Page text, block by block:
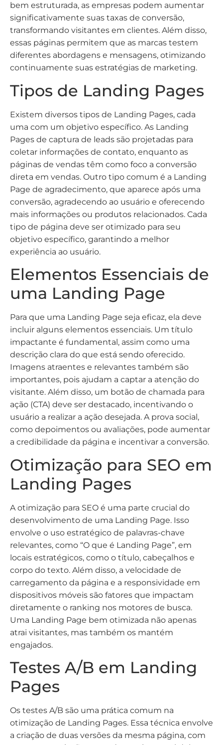
bem estruturada, as empresas podem aumentar
significativamente suas taxas de conversão,
transformando visitantes em clientes. Além disso,
essas páginas permitem que as marcas testem
diferentes abordagens e mensagens, otimizando
continuamente suas estratégias de marketing.
Tipos de Landing Pages
Existem diversos tipos de Landing Pages, cada
uma com um objetivo específico. As Landing
Pages de captura de leads são projetadas para
coletar informações de contato, enquanto as
páginas de vendas têm como foco a conversão
direta em vendas. Outro tipo comum é a Landing
Page de agradecimento, que aparece após uma
conversão, agradecendo ao usuário e oferecendo
mais informações ou produtos relacionados. Cada
tipo de página deve ser otimizado para seu
objetivo específico, garantindo a melhor
experiência ao usuário.
Elementos Essenciais de
uma Landing Page
Para que uma Landing Page seja eficaz, ela deve
incluir alguns elementos essenciais. Um título
impactante é fundamental, assim como uma
descrição clara do que está sendo oferecido.
Imagens atraentes e relevantes também são
importantes, pois ajudam a captar a atenção do
visitante. Além disso, um botão de chamada para
ação (CTA) deve ser destacado, incentivando o
usuário a realizar a ação desejada. A prova social,
como depoimentos ou avaliações, pode aumentar
a credibilidade da página e incentivar a conversão.
Otimização para SEO em
Landing Pages
A otimização para SEO é uma parte crucial do
desenvolvimento de uma Landing Page. Isso
envolve o uso estratégico de palavras-chave
relevantes, como “O que é Landing Page”, em
locais estratégicos, como o título, cabeçalhos e
corpo do texto. Além disso, a velocidade de
carregamento da página e a responsividade em
dispositivos móveis são fatores que impactam
diretamente o ranking nos motores de busca.
Uma Landing Page bem otimizada não apenas
atrai visitantes, mas também os mantém
engajados.
Testes A/B em Landing
Pages
Os testes A/B são uma prática comum na
otimização de Landing Pages. Essa técnica envolve
a criação de duas versões da mesma página, com